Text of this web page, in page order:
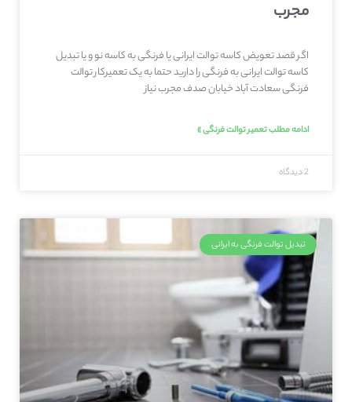
مجرب
اگر قصد تعویض کاسه توالت ایرانی یا فرنگی به کاسه نو و یا تبدیل
کاسه توالت ایرانی به فرنگی را دارید حتما به یک تعمیرکار توالت
فرنگی سعادت آباد خیابان صدف مجرب نیاز
ادامه مطلب تعمیر توالت فرنگی »
2 دیدگاه
تبدیل توالت فرنگی به ایرانی